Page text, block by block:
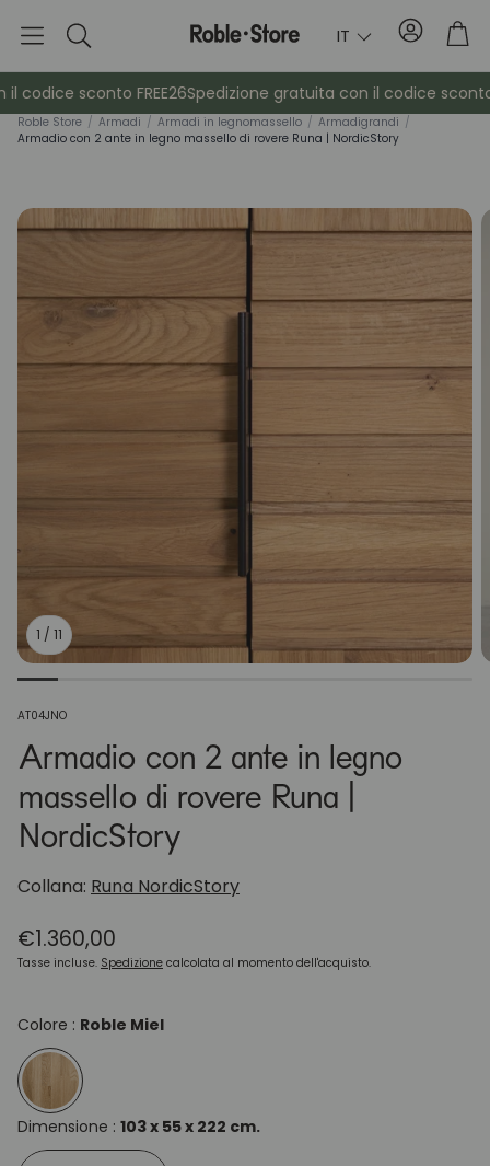
Ricerca IT Conto
Console
sconto FREE26Spedizione gratuita con il codice sconto
Roble Store / Armadi / Armadi in legnomassello / Armadigrandi /
Armadio con 2 ante in legno massello di rovere Runa | NordicStory
1 / 11
SKU:
AT04JNO
Armadio con 2 ante in legno
massello di rovere Runa |
NordicStory
Collana: Runa NordicStory
Prezzo
normale
€1.360,00
Tasse incluse. Spedizione calcolata al momento dell'acquisto.
Colore : Roble Miel
Dimensione : 103 x 55 x 222 cm.